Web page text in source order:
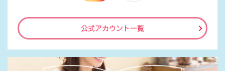
公式アカウント一覧